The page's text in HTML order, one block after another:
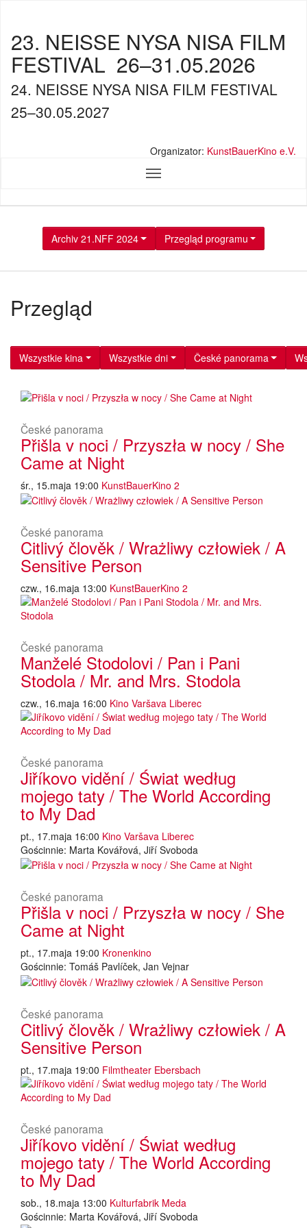
23. NEISSE NYSA NISA FILM
FESTIVAL 26–31.05.2026
24. NEISSE NYSA NISA FILM FESTIVAL
25–30.05.2027
Organizator: KunstBauerKino e.V.
Archiv 21.NFF 2024 Przegląd programu
Przegląd
Wszystkie kina Wszystkie dni České panorama
České panorama
Přišla v noci / Przyszła w nocy / She
Came at Night
śr., 15.maja 19:00 KunstBauerKino 2
České panorama
Citlivý člověk / Wrażliwy człowiek / A
Sensitive Person
czw., 16.maja 13:00 KunstBauerKino 2
České panorama
Manželé Stodolovi / Pan i Pani
Stodola / Mr. and Mrs. Stodola
czw., 16.maja 16:00 Kino Varšava Liberec
České panorama
Jiříkovo vidění / Świat według
mojego taty / The World According
to My Dad
pt., 17.maja 16:00 Kino Varšava Liberec
Gościnnie: Marta Kovářová, Jiří Svoboda
České panorama
Přišla v noci / Przyszła w nocy / She
Came at Night
pt., 17.maja 19:00 Kronenkino
Gościnnie: Tomáš Pavlíček, Jan Vejnar
České panorama
Citlivý člověk / Wrażliwy człowiek / A
Sensitive Person
pt., 17.maja 19:00 Filmtheater Ebersbach
České panorama
Jiříkovo vidění / Świat według
mojego taty / The World According
to My Dad
sob., 18.maja 13:00 Kulturfabrik Meda
Gościnnie: Marta Kovářová, Jiří Svoboda